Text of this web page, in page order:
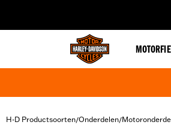
H-D Productsoorten/Onderdelen/